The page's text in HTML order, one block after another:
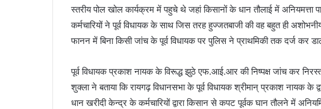
स्तरीय पोल खोल कार्यक्रम में पहुचे थे जहां किसानों के धान तौलाई में अनियमत्ता
कर्मचारियों ने पूर्व विधायक के साथ जिस तरह हुज्जतबाजी की वह बहुत ही
फानन में बिना किसी जांच के पूर्व विधायक पर पुलिस ने प्राथमिकी तक दर्ज कर
पूर्व विधायक प्रकाश नायक के विरूद्ध झुठे एफ.आई.आर की निष्पक्ष जांच कर
शुक्ला ने बताया कि रायगढ़ विधानसभा के पूर्व विधायक श्रीमान् प्रकाश नायक के
धान खरीदी केन्द्र के कर्मचारियों द्वारा किसान से कपट पूर्वक घान तौलने में